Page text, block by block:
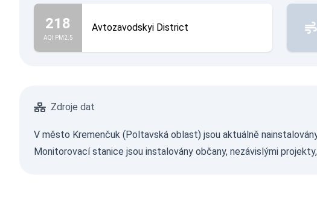
218
AQI PM2.5
Avtozavodskyi District
Zdroje dat
V město Kremenčuk (Poltavská oblast) jsou aktuálně
Monitorovací stanice jsou instalovány občany, nezávislými